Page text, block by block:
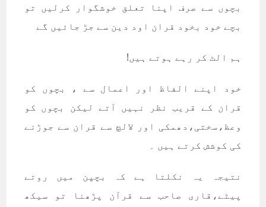
بچوں سے صرف اپنا تعلق خوشگوار کرلیں تو
بچے خود بخود قران اود دین سے جڑ جائیں گے
ہم الٹ کر رہے ہوتے ہیں!
خود اپنے الفاظ اور اعمال سے ، بچوں کو
قران کے قریب نظر نہیں آتے لیکن بچوں کو
وعظ،سختی،دھمکی اور لالچ سے قران سے جوڑنے
کی کوشش کرتے ہیں ۔
نتیجہ یہ نکلتا ہے کہ بچپن میں روتے
پیٹے،قاری صاحب سے قرآن پڑھنا تو سیکھ